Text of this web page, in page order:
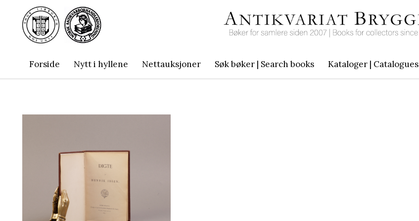
Forside Nytt i hyllene Nettauksjoner Søk bøker | Search books Kataloger | Catalogues